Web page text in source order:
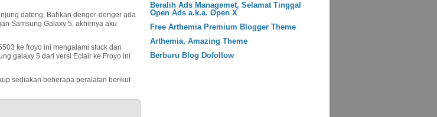
dateng, Bahkan denger-denger ada
Samsung Galaxy 5, akhirnya aku
ke froyo ini mengalami stuck dan
galaxy 5 dari versi Eclair ke Froyo ini
sediakan beberapa peralatan berikut
Beralih Ads Managemet, Selamat Tinggal
Open Ads a.k.a. Open X
Free Arthemia Premium Blogger Theme
Arthemia, Amazing Theme
Berburu Blog Dofollow